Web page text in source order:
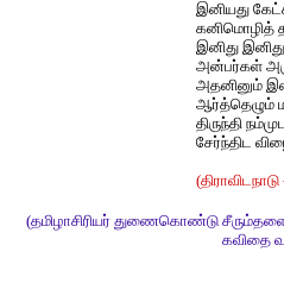
இனியது
கனிமொழித்
இனிது இனிது
அன்பர்கள்
அதனினும்
ஆர்த்தெழும்
திருந்தி
சேர்ந்திட
(தமிழாசிரியர் துணைகொண்டு
கவிதை